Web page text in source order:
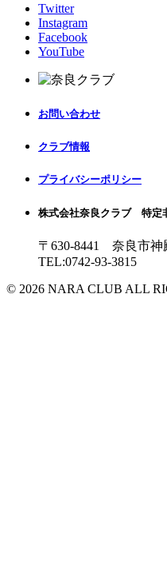
Twitter
Instagram
Facebook
YouTube
お問い合わせ
クラブ情報
プライバシーポリシー
株式会社奈良クラブ 特定
〒630-8441 奈良市
TEL:0742-93-3815
© 2026 NARA CLUB ALL